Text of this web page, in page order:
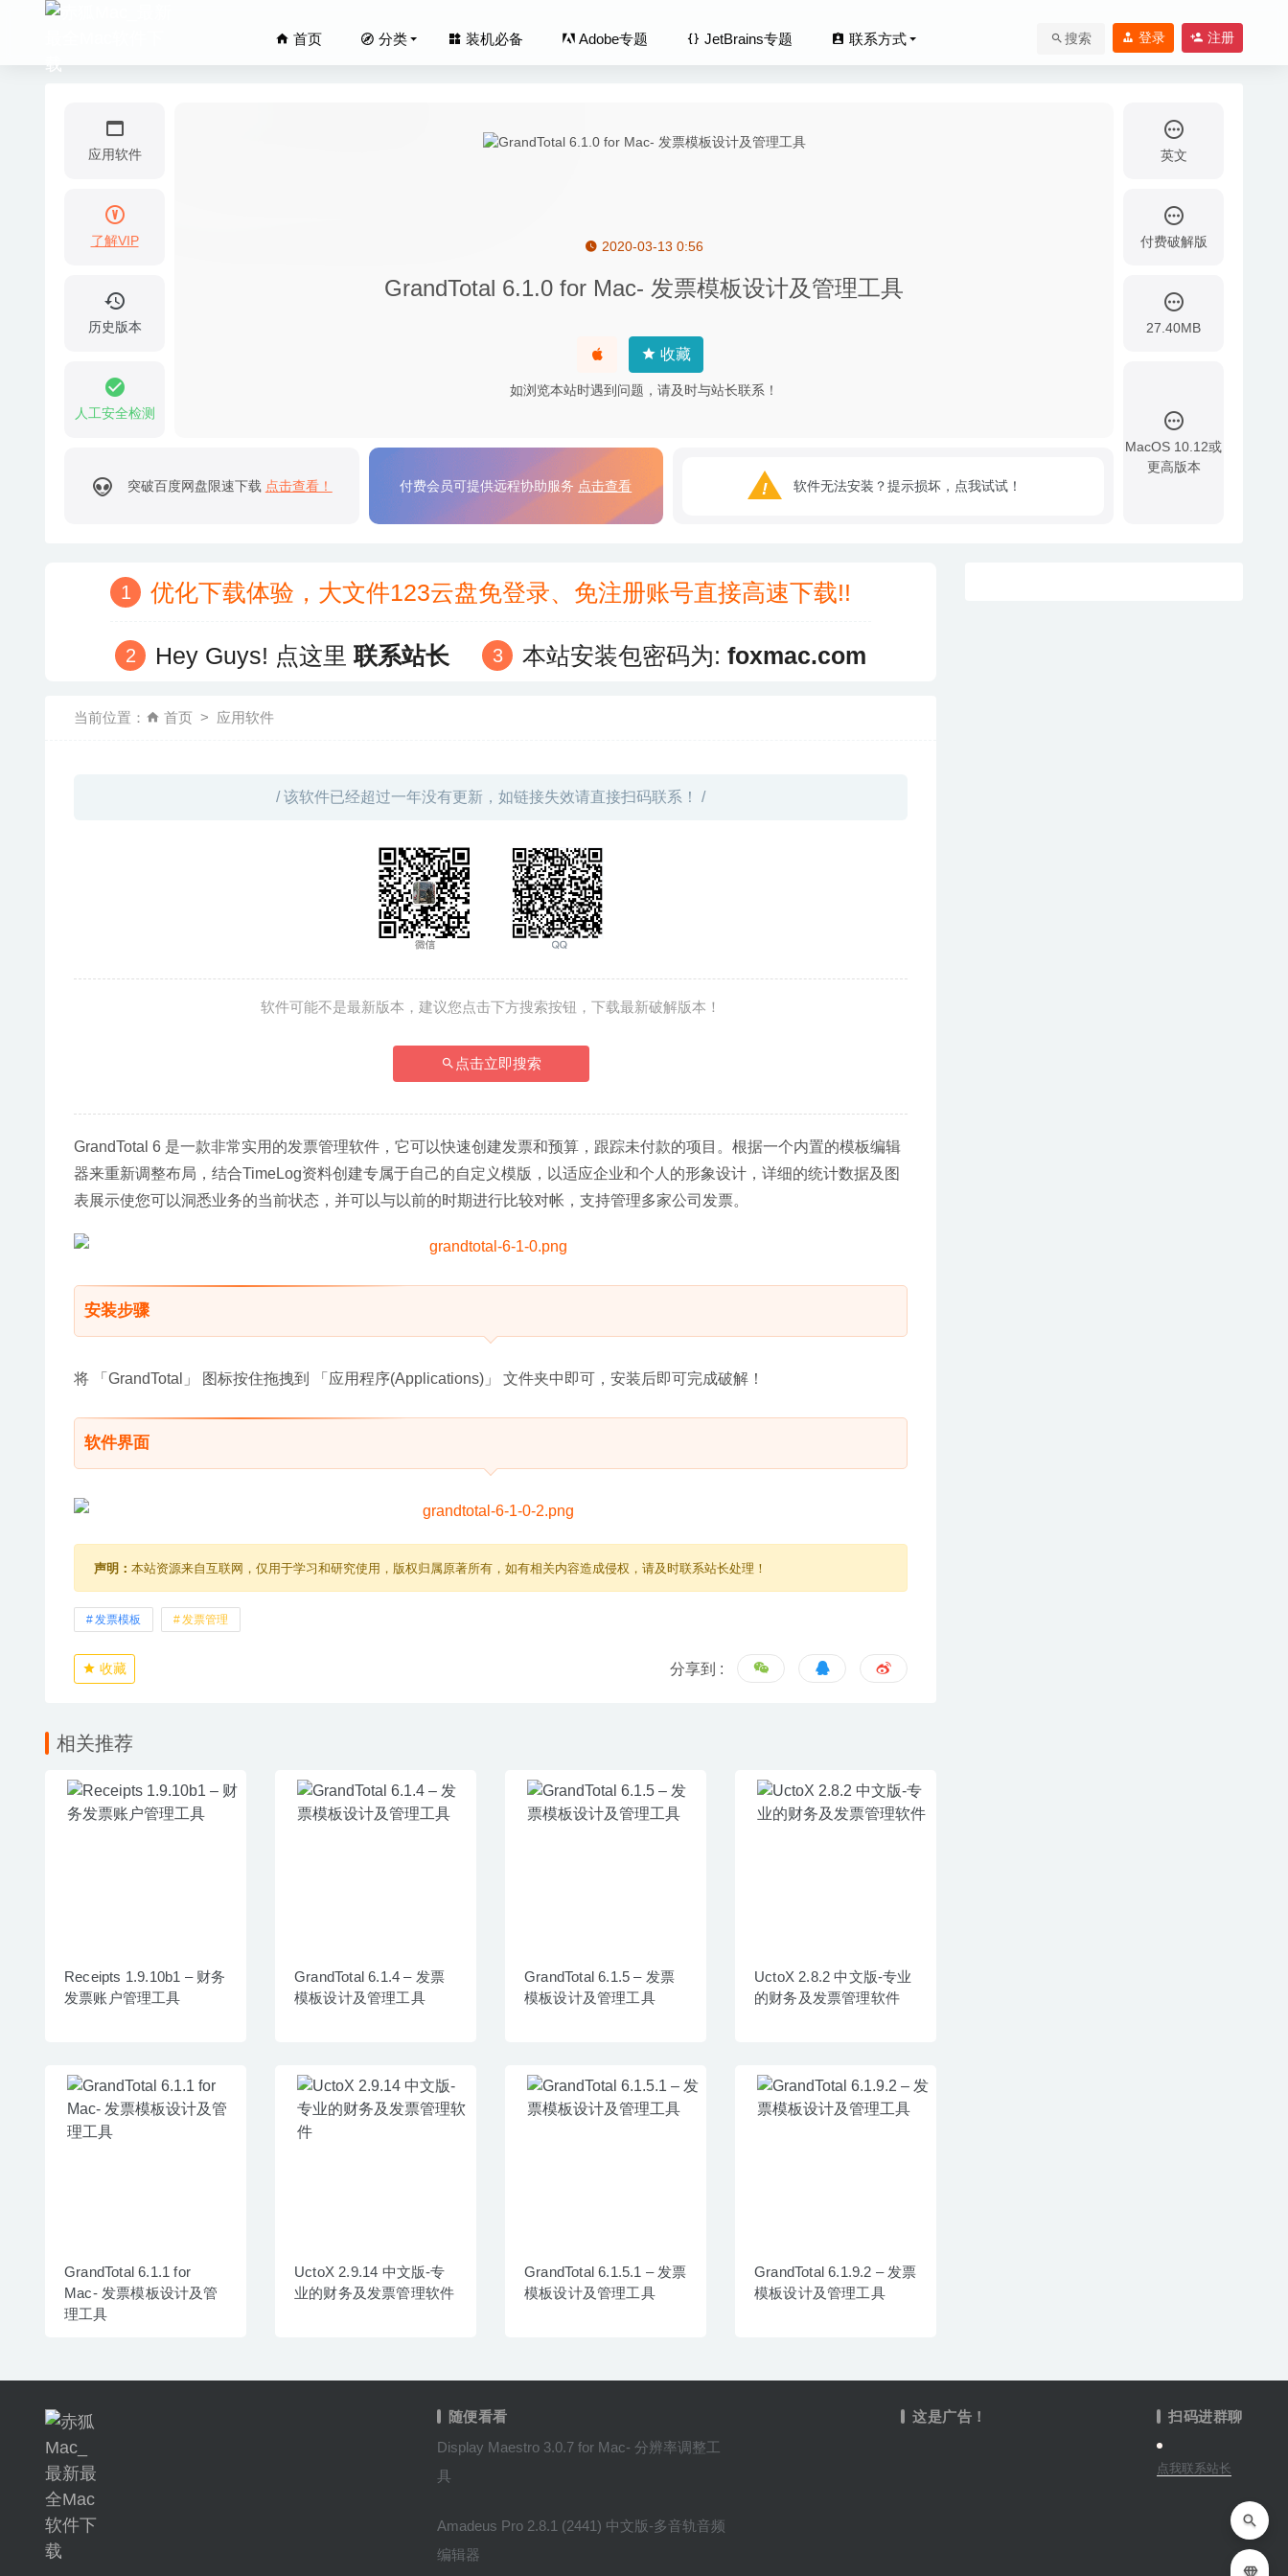
首页 分类 装机必备 Adobe专题 JetBrains专题 联系方式 搜索 登录 注册
应用软件
了解VIP
历史版本
人工安全检测
2020-03-13 0:56
GrandTotal 6.1.0 for Mac- 发票模板设计及管理工具
收藏
如浏览本站时遇到问题，请及时与站长联系！
英文
付费破解版
27.40MB
MacOS 10.12或
更高版本
突破百度网盘限速下载 点击查看！ 付费会员可提供远程协助服务 点击查看 软件无法安装？提示损坏，点我试试！
优化下载体验，大文件123云盘免登录、免注册账号直接高速下载!!
Hey Guys! 点这里联系站长 本站安装包密码为: foxmac.com
当前位置： 首页 应用软件
/ 该软件已经超过一年没有更新，如链接失效请直接扫码联系！ /
软件可能不是最新版本，建议您点击下方搜索按钮，下载最新破解版本！
点击立即搜索
GrandTotal 6 是一款非常实用的发票管理软件，它可以快速创建发票和预算，跟踪未付款的项目。根据一个内置的模板编辑
器来重新调整布局，结合TimeLog资料创建专属于自己的自定义模版，以适应企业和个人的形象设计，详细的统计数据及图
表展示使您可以洞悉业务的当前状态，并可以与以前的时期进行比较对帐，支持管理多家公司发票。
安装步骤
将 「GrandTotal」 图标按住拖拽到 「应用程序(Applications)」 文件夹中即可，安装后即可完成破解！
软件界面
声明： 本站资源来自互联网，仅用于学习和研究使用，版权归属原著所有，如有相关内容造成侵权，请及时联系站长处理！
发票模板 发票管理
收藏 分享到 :
相关推荐
Receipts 1.9.10b1 – 财务
发票账户管理工具
GrandTotal 6.1.4 – 发票
模板设计及管理工具
GrandTotal 6.1.5 – 发票
模板设计及管理工具
UctoX 2.8.2 中文版-专业
的财务及发票管理软件
GrandTotal 6.1.1 for
Mac- 发票模板设计及管
理工具
UctoX 2.9.14 中文版-专
业的财务及发票管理软件
GrandTotal 6.1.5.1 – 发票
模板设计及管理工具
GrandTotal 6.1.9.2 – 发票
模板设计及管理工具
随便看看
Display Maestro 3.0.7 for Mac- 分辨率调整工
具
Amadeus Pro 2.8.1 (2441) 中文版-多音轨音频
编辑器
这是广告！ 扫码进群聊
点我联系站长
微信小助手 2.4.1 中文版-微信登录免认证消息防撤回及微信多开 2020-03-13
iCollections 6.4.1.64104 – 桌面图标整理神器 2020-05-21
Slidepad 1.6.2 中文版 – WEB应用侧边滑动窗口切换神器 2026-03-01